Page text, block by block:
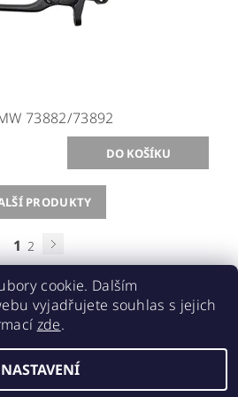
73882/73892
PRODUKTY
1 2
parkování motocyklů a skútrů
, všechna práva vyhrazena
cookie. Dalším
vyjadřujete souhlas s jejich
zde.
NASTAVENÍ